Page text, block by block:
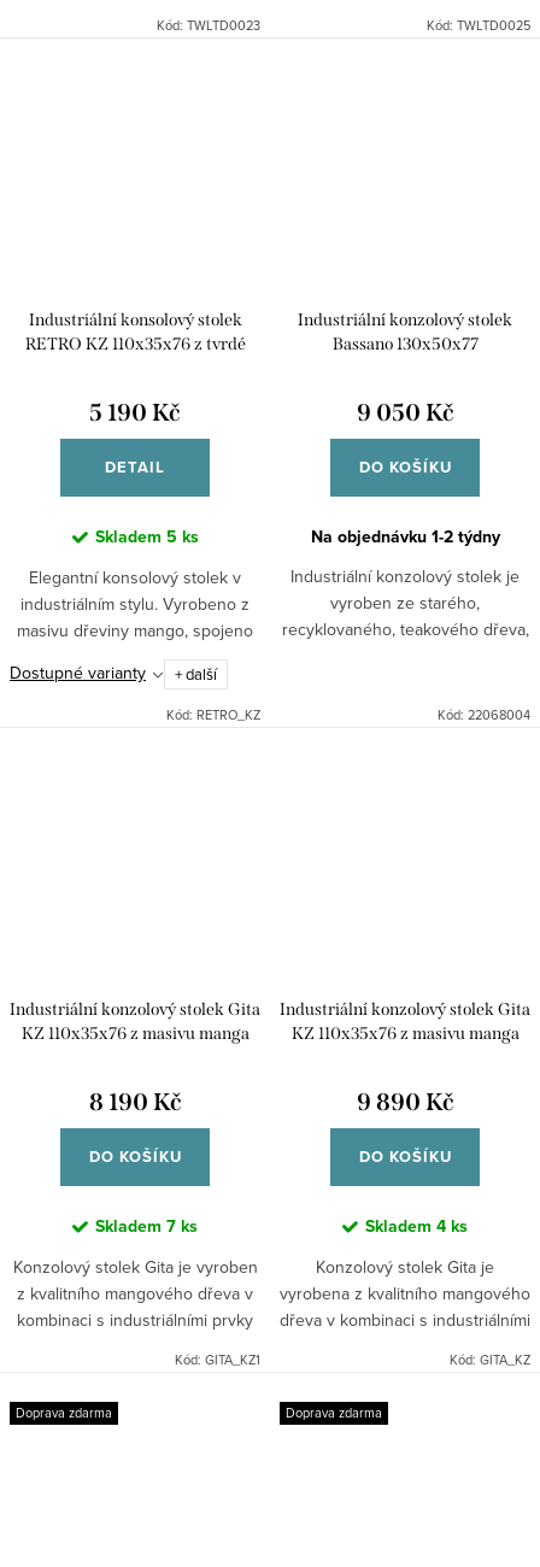
Kód: TWLTD0023 Kód: TWLTD0025
Industriální konsolový stolek
RETRO KZ 110x35x76 z tvrdé
5 190 Kč
DETAIL
Skladem 5 ks
Elegantní konsolový stolek v
industriálním stylu. Vyrobeno z
masivu dřeviny mango, spojeno
rámovou kovovou konstrukcí,
šířka hrany 6cm. Dodáváno v
rozloženém stavu.
Dostupné varianty + další
Kód: RETRO_KZ
Industriální konzolový stolek
Bassano 130x50x77
9 050 Kč
DO KOŠÍKU
Na objednávku 1-2 týdny
Industriální konzolový stolek je
vyroben ze starého,
recyklovaného, teakového dřeva,
Nedokonalé zpracování a vady
Kód: 22068004
Industriální konzolový stolek Gita
KZ 110x35x76 z masivu manga
8 190 Kč
DO KOŠÍKU
Skladem 7 ks
Konzolový stolek Gita je vyroben
z kvalitního mangového dřeva v
kombinaci s industriálními prvky
teplo. Indický industriální nábytek
mango masiv.
Kód: GITA_KZ1
Industriální konzolový stolek Gita
KZ 110x35x76 z masivu manga
9 890 Kč
DO KOŠÍKU
Skladem 4 ks
Konzolový stolek Gita je
vyrobena z kvalitního mangového
dřeva v kombinaci s industriálními
vyzařuje teplo. Indický industriální
nábytek mango masiv.
Kód: GITA_KZ
Doprava zdarma Doprava zdarma